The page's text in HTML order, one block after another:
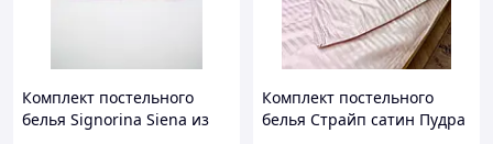
Комплект постельного
белья Signorina Siena из
Комплект постельного
белья Страйп сатин Пудра